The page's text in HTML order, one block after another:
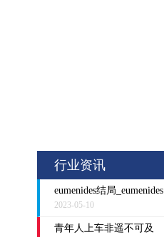
行业资讯
eumenides结局_eumenides
2023-05-10
青年人上车非遥不可及